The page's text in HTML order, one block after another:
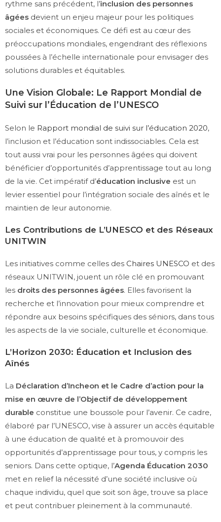
rythme sans précédent, l’inclusion des personnes
âgées devient un enjeu majeur pour les politiques
sociales et économiques. Ce défi est au cœur des
préoccupations mondiales, engendrant des réflexions
poussées à l’échelle internationale pour envisager des
solutions durables et équitables.
Une Vision Globale: Le Rapport Mondial de
Suivi sur l’Éducation de l’UNESCO
Selon le Rapport mondial de suivi sur l’éducation 2020,
l’inclusion et l’éducation sont indissociables. Cela est
tout aussi vrai pour les personnes âgées qui doivent
bénéficier d’opportunités d’apprentissage tout au long
de la vie. Cet impératif d’éducation inclusive est un
levier essentiel pour l’intégration sociale des aînés et le
maintien de leur autonomie.
Les Contributions de L’UNESCO et des Réseaux
UNITWIN
Les initiatives comme celles des Chaires UNESCO et des
réseaux UNITWIN, jouent un rôle clé en promouvant
les droits des personnes âgées. Elles favorisent la
recherche et l’innovation pour mieux comprendre et
répondre aux besoins spécifiques des séniors, dans tous
les aspects de la vie sociale, culturelle et économique.
L’Horizon 2030: Éducation et Inclusion des
Aînés
La Déclaration d’Incheon et le Cadre d’action pour la
mise en œuvre de l’Objectif de développement
durable constitue une boussole pour l’avenir. Ce cadre,
élaboré par l’UNESCO, vise à assurer un accès équitable
à une éducation de qualité et à promouvoir des
opportunités d’apprentissage pour tous, y compris les
seniors. Dans cette optique, l’Agenda Éducation 2030
met en relief la nécessité d’une société inclusive où
chaque individu, quel que soit son âge, trouve sa place
et peut contribuer pleinement à la communauté.